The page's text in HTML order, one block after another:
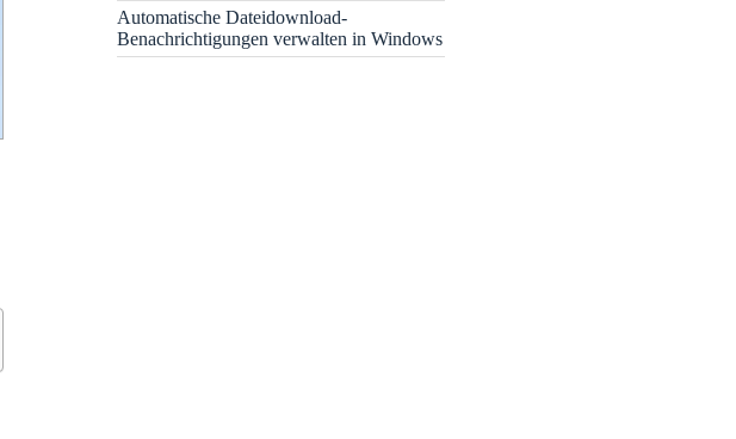
Automatische Dateidownload-
Benachrichtigungen verwalten in Windows